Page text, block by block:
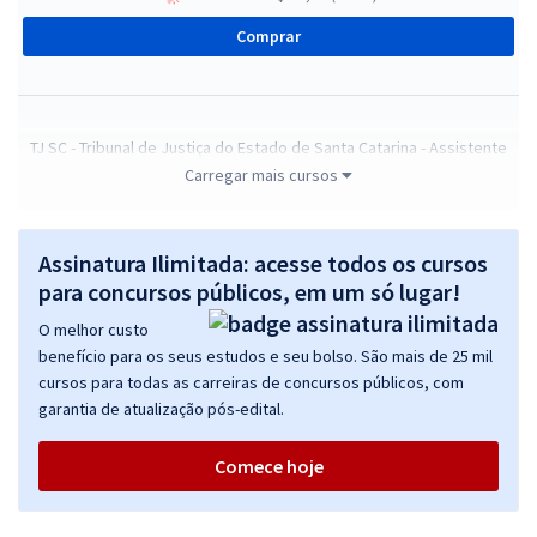
Comprar
TJ SC - Tribunal de Justiça do Estado de Santa Catarina - Assistente
Social
33,33
Economize R$ 99,98 (-20%)
Comprar
TJ SC - Tribunal de Justiça do Estado de Santa Catarina - Enfermeiro
à vista
33,33
Economize R$ 99,98 (-20%)
Carregar mais cursos
Assinatura Ilimitada: acesse todos os cursos
para concursos públicos, em um só lugar!
O melhor custo
benefício para os seus estudos e seu bolso. São mais de 25 mil
cursos para todas as carreiras de concursos públicos, com
garantia de atualização pós-edital.
Comece hoje